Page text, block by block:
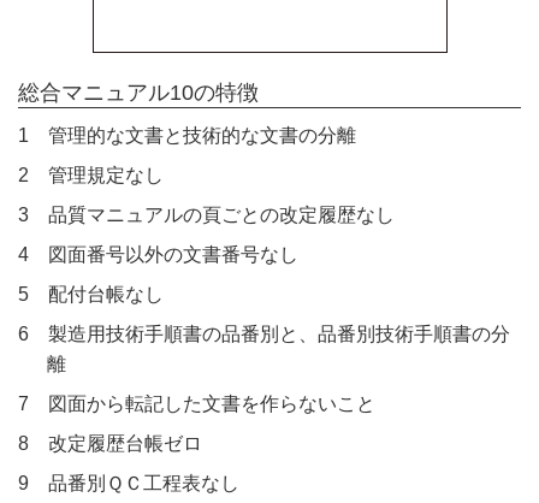
総合マニュアル10の特徴
1 管理的な文書と技術的な文書の分離
2 管理規定なし
3 品質マニュアルの頁ごとの改定履歴なし
4 図面番号以外の文書番号なし
5 配付台帳なし
6 製造用技術手順書の品番別と、品番別技術手順書の分
離
7 図面から転記した文書を作らないこと
8 改定履歴台帳ゼロ
9 品番別ＱＣ工程表なし